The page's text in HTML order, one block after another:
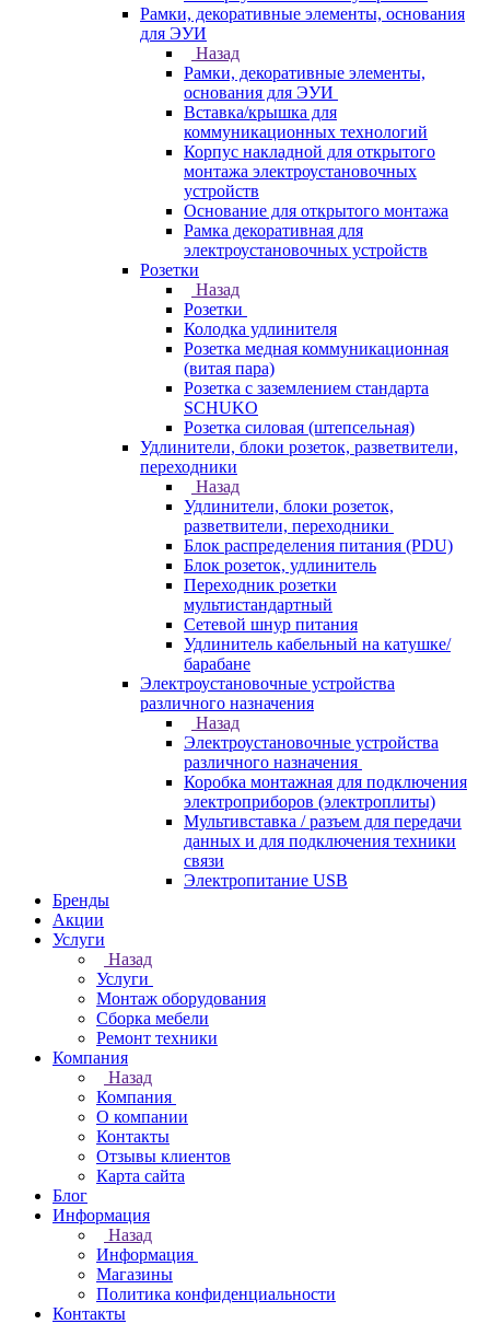
Рамки, декоративные элементы, основания
для ЭУИ
Назад
Рамки, декоративные элементы,
основания для ЭУИ
Вставка/крышка для
коммуникационных технологий
Корпус накладной для открытого
монтажа электроустановочных
устройств
Основание для открытого монтажа
Рамка декоративная для
электроустановочных устройств
Розетки
Назад
Розетки
Колодка удлинителя
Розетка медная коммуникационная
(витая пара)
Розетка с заземлением стандарта
SCHUKO
Розетка силовая (штепсельная)
Удлинители, блоки розеток, разветвители,
переходники
Назад
Удлинители, блоки розеток,
разветвители, переходники
Блок распределения питания (PDU)
Блок розеток, удлинитель
Переходник розетки
мультистандартный
Сетевой шнур питания
Удлинитель кабельный на катушке/
барабане
Электроустановочные устройства
различного назначения
Назад
Электроустановочные устройства
различного назначения
Коробка монтажная для подключения
электроприборов (электроплиты)
Мультивставка / разъем для передачи
данных и для подключения техники
связи
Электропитание USB
Бренды
Акции
Услуги
Назад
Услуги
Монтаж оборудования
Сборка мебели
Ремонт техники
Компания
Назад
Компания
О компании
Контакты
Отзывы клиентов
Карта сайта
Блог
Информация
Назад
Информация
Магазины
Политика конфиденциальности
Контакты